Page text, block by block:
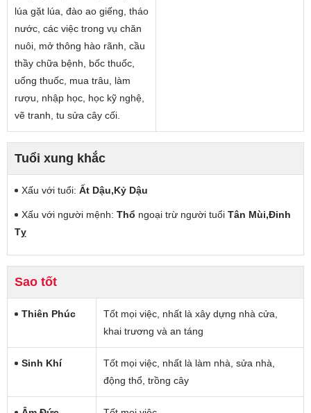
lúa gặt lúa, đào ao giếng, tháo
nước, các việc trong vụ chăn
nuôi, mở thông hào rãnh, cầu
thầy chữa bệnh, bốc thuốc,
uống thuốc, mua trâu, làm
rượu, nhập học, học kỹ nghệ,
vẽ tranh, tu sửa cây cối.
Tuổi xung khắc
Xấu với tuổi: Ất Dậu,Kỷ Dậu
Xấu với người mệnh: Thổ ngoại trừ người tuổi Tân Mùi,Đinh
Tỵ
Sao tốt
Thiên Phúc
Tốt mọi việc, nhất là xây dựng nhà cửa,
khai trương và an táng
Sinh Khí
Tốt mọi việc, nhất là làm nhà, sửa nhà,
động thổ, trồng cây